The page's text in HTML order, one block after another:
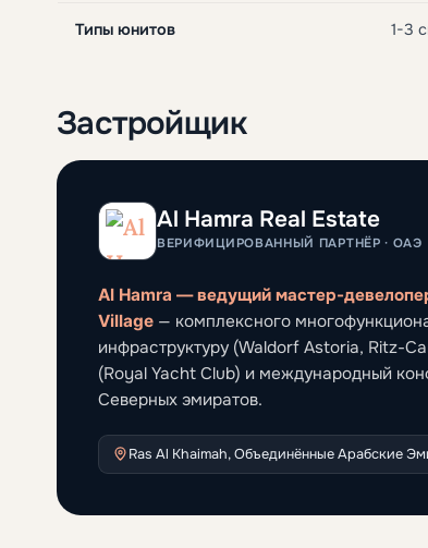
Типы юнитов 1-3
Застройщик
Al Hamra Real Estate
ВЕРИФИЦИРОВАННЫЙ ПАРТНЁР · ОАЭ
Al Hamra — ведущий мастер-
Village — комплексного
инфраструктуру (Waldorf Astoria, Ritz-
(Royal Yacht Club) и международный
Северных эмиратов.
Ras Al Khaimah, Объединённые Арабские